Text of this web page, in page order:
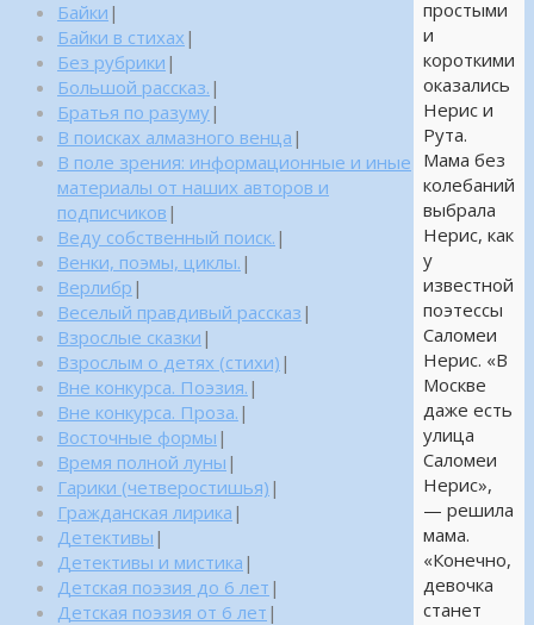
простыми
и
короткими
оказались
Нерис и
Рута.
Мама без
колебаний
выбрала
Нерис, как
у
известной
поэтессы
Саломеи
Нерис. «В
Москве
даже есть
улица
Саломеи
Нерис»,
— решила
мама.
«Конечно,
девочка
станет
Байки |
Байки в стихах |
Без рубрики |
Большой рассказ. |
Братья по разуму|
В поисках алмазного венца |
В поле зрения: информационные и иные
материалы от наших авторов и
подписчиков |
Веду собственный поиск. |
Венки, поэмы, циклы. |
Верлибр |
Веселый правдивый рассказ |
Взрослые сказки |
Взрослым о детях (стихи) |
Вне конкурса. Поэзия. |
Вне конкурса. Проза. |
Восточные формы |
Время полной луны |
Гарики (четверостишья) |
Гражданская лирика |
Детективы |
Детективы и мистика |
Детская поэзия до 6 лет |
Детская поэзия от 6 лет |